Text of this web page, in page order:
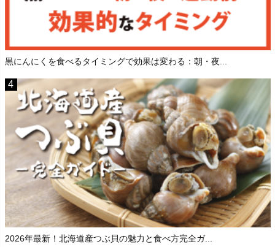
黒にんにくを食べるタイミングで効果は変わる：朝・夜...
2026年最新！北海道産つぶ貝の魅力と食べ方完全ガ...